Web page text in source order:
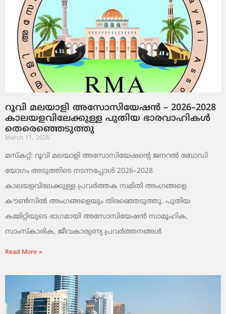
റൂവി മലയാളി അസോസിയേഷൻ – 2026–2028
കാലയളവിലേക്കുള്ള പുതിയ ഭാരവാഹികൾ
തെരെഞ്ഞെടുത്തു
March 11, 2026
മസ്കറ്റ്: റൂവി മലയാളി അസോസിയേഷന്റെ ജനറൽ ബോഡി
യോഗം അടുത്തിടെ നടന്നപ്പോൾ 2026–2028
കാലയളവിലേക്കുള്ള പ്രവർത്തക സമിതി അംഗങ്ങളെ
കൗൺസിൽ അംഗങ്ങളെയും തിരഞ്ഞെടുത്തു. പുതിയ
കമ്മിറ്റിയുടെ ഭാഗമായി അസോസിയേഷൻ സാമൂഹിക,
സാംസ്‌കാരിക, ജീവകാരുണ്യ പ്രവർത്തനങ്ങൾ
Read More »